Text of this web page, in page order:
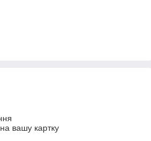
вашу картку